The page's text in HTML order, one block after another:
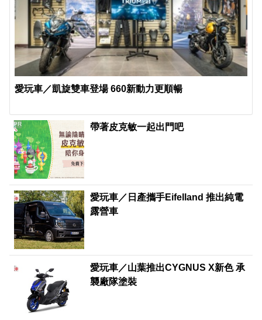
愛玩車／凱旋雙車登場 660新動力更順暢
帶著皮克敏一起出門吧
PR
愛玩車／日產攜手Eifelland 推出純電
露營車
愛玩車／山葉推出CYGNUS X新色 承
襲廠隊塗裝